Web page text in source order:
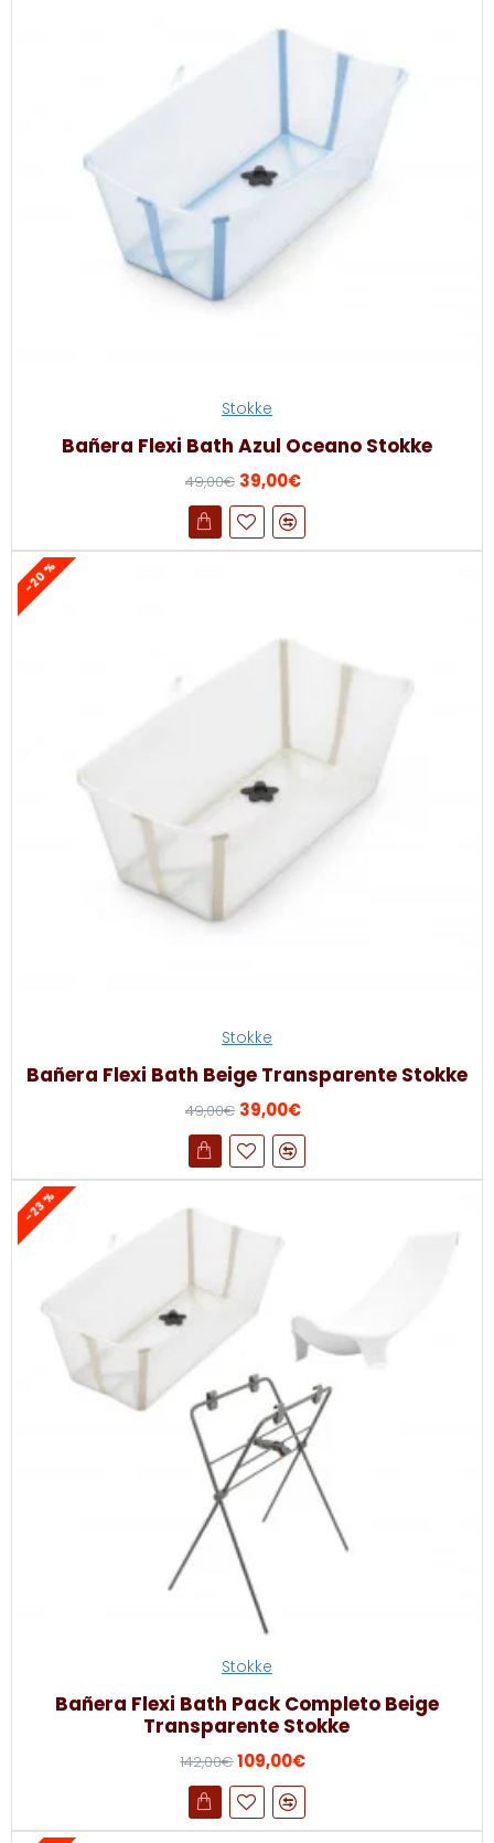
Stokke
Bañera Flexi Bath Azul Oceano Stokke
49,00€ 39,00€
-20 %
Stokke
Bañera Flexi Bath Beige Transparente Stokke
49,00€ 39,00€
-23 %
Stokke
Bañera Flexi Bath Pack Completo Beige
Transparente Stokke
142,00€ 109,00€